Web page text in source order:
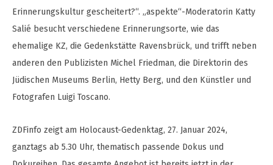
Erinnerungskultur gescheitert?“. „aspekte“-Moderatorin Katty
Salié besucht verschiedene Erinnerungsorte, wie das
ehemalige KZ, die Gedenkstätte Ravensbrück, und trifft neben
anderen den Publizisten Michel Friedman, die Direktorin des
Jüdischen Museums Berlin, Hetty Berg, und den Künstler und
Fotografen Luigi Toscano.
ZDFinfo zeigt am Holocaust-Gedenktag, 27. Januar 2024,
ganztags ab 5.30 Uhr, thematisch passende Dokus und